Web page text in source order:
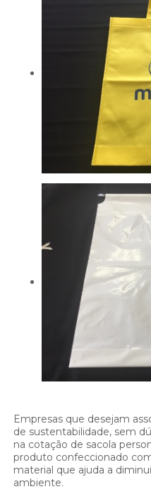
Empresas que desejam
de sustentabilidade, sem
na cotação de sacola
produto confeccionado
material que ajuda a
ambiente.